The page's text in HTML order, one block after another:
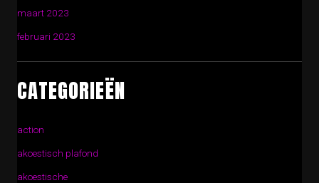
maart 2023
februari 2023
CATEGORIEËN
action
akoestisch plafond
akoestische